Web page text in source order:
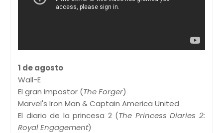
1 de agosto
Wall-E
El gran impostor (The Forger)
Marvel's Iron Man & Captain America United
El diario de la princesa 2 (The Princess Diaries 2:
Royal Engagement)